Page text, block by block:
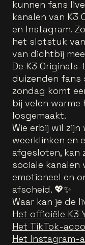
kunnen fans
kanalen van K3
en Instagram.
het slotstuk
van dichtbij
De K3
duizenden fans
zondag komt
bij velen
losgemaakt.
Wie erbij wil
weerklinken en
afgesloten, kan
sociale kanalen
emotioneel en
afscheid. 💖✨
Waar kan je de
Het officiële K3
Het TikTok-
Het Instagram-